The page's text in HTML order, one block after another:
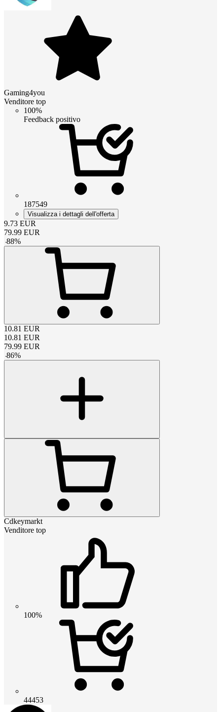
Gaming4you
Venditore top
100%
Feedback positivo
187549
Visualizza i dettagli dell'offerta
9.73 EUR
79.99 EUR
-88%
10.81 EUR
10.81 EUR
79.99 EUR
-86%
Cdkeymarkt
Venditore top
100%
44453